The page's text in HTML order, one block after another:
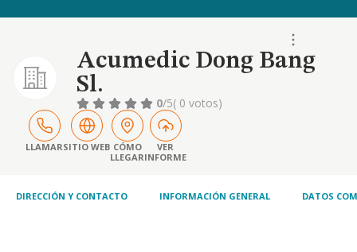
Acumedic Dong Bang
Sl.
0/5( 0 votos)
LLAMARSITIO WEB CÓMO
LLEGAR
VER
INFORME
DIRECCIÓN Y CONTACTO INFORMACIÓN GENERAL DATOS